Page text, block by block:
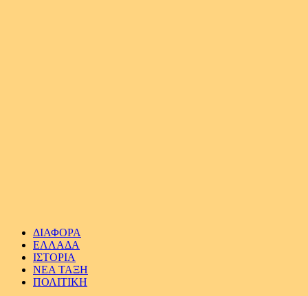
ΔΙΑΦΟΡΑ
ΕΛΛΑΔΑ
ΙΣΤΟΡΙΑ
ΝΕΑ ΤΑΞΗ
ΠΟΛΙΤΙΚΗ